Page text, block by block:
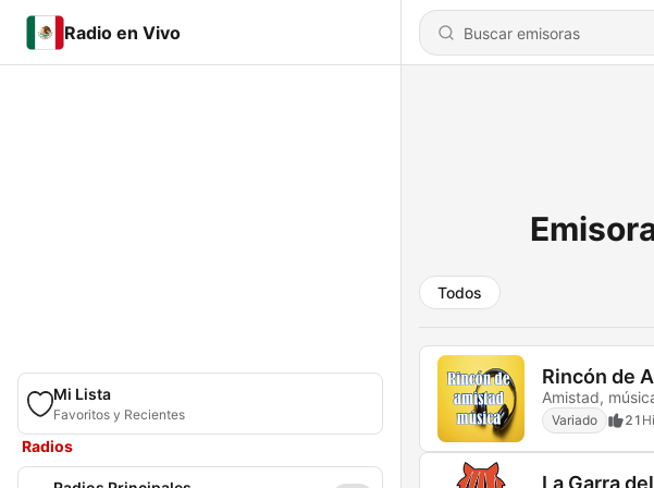
Radio en Vivo
Mi Lista
Favoritos y Recientes
Radios
Todos
Rincón de
Amistad,
Variado 21
La Garra